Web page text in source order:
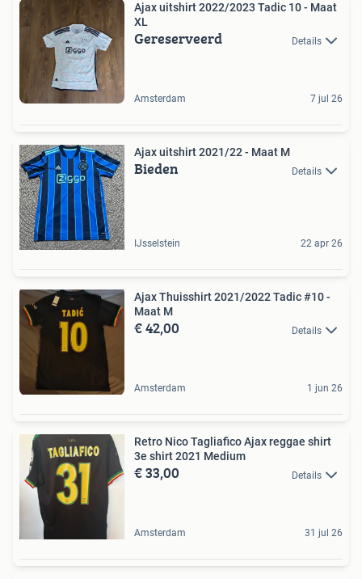
Ajax uitshirt 2022/2023 Tadic 10 - Maat
XL
Gereserveerd Details
Amsterdam 7 jul 26
Ajax uitshirt 2021/22 - Maat M
Bieden Details
IJsselstein 22 apr 26
Ajax Thuisshirt 2021/2022 Tadic #10 -
Maat M
€ 42,00 Details
Amsterdam 1 jun 26
Retro Nico Tagliafico Ajax reggae shirt
3e shirt 2021 Medium
€ 33,00 Details
Amsterdam 31 jul 26